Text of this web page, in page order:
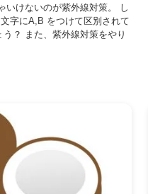
いけないのが紫外線対策。 し
字にA,B をつけて区別されて
？ また、紫外線対策をやり